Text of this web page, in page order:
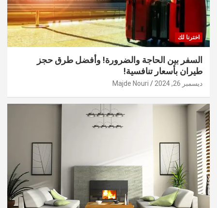
اخترنا لك
السفر بين الحاجة والضرورة! وأفضل طرق حجز
طيران بأسعار تنافسية!
ديسمبر 26, 2024 Majde Nouri